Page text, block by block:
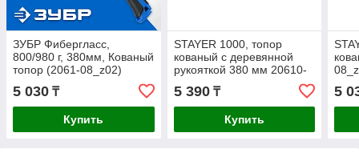
ЗУБР Фибергласс,
800/980 г, 380мм, Кованый
топор (2061-08_z02)
5 030 ₸
Купить
STAYER 1000, топор
кованый с деревянной
рукояткой 380 мм 20610-
5 390₸
Купить
5